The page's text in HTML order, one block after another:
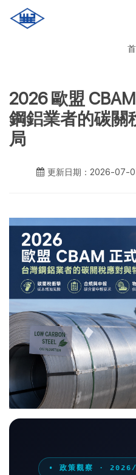
2026 歐盟
鋼鋁業者的碳關
局
更新日期：2026-07-
• 政策觀察 ·